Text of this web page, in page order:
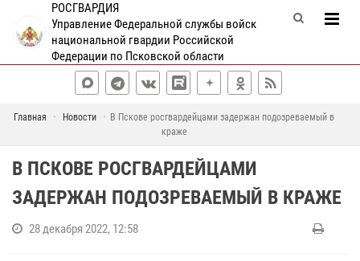
РОСГВАРДИЯ
Управление Федеральной службы войск
национальной гвардии Российской
Федерации по Псковской области
Главная Новости
В Пскове росгвардейцами задержан подозреваемый в
краже
В ПСКОВЕ РОСГВАРДЕЙЦАМИ
ЗАДЕРЖАН ПОДОЗРЕВАЕМЫЙ В КРАЖЕ
28 декабря 2022, 12:58